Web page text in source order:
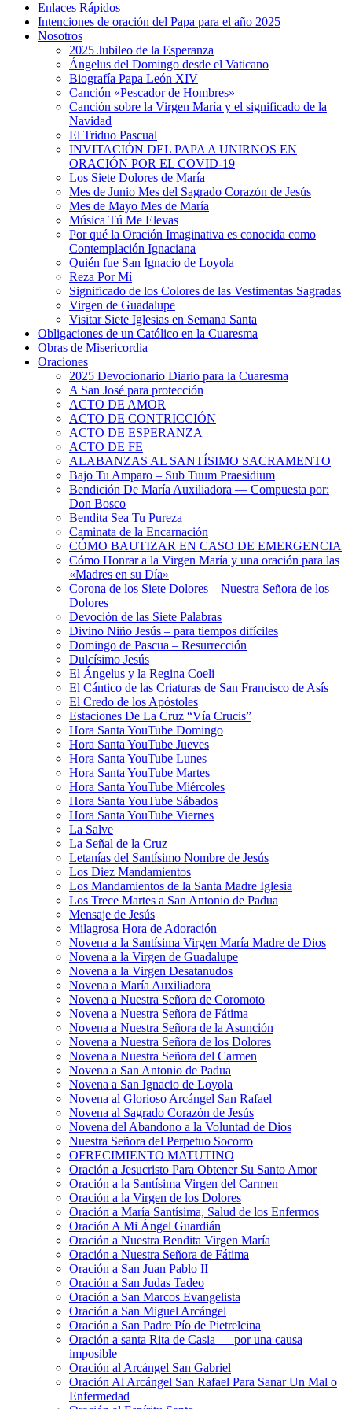
Enlaces Rápidos
Intenciones de oración del Papa para el año 2025
Nosotros
2025 Jubileo de la Esperanza
Ángelus del Domingo desde el Vaticano
Biografía Papa León XIV
Canción «Pescador de Hombres»
Canción sobre la Virgen María y el significado de la
Navidad
El Triduo Pascual
INVITACIÓN DEL PAPA A UNIRNOS EN
ORACIÓN POR EL COVID-19
Los Siete Dolores de María
Mes de Junio Mes del Sagrado Corazón de Jesús
Mes de Mayo Mes de María
Música Tú Me Elevas
Por qué la Oración Imaginativa es conocida como
Contemplación Ignaciana
Quién fue San Ignacio de Loyola
Reza Por Mí
Significado de los Colores de las Vestimentas Sagradas
Virgen de Guadalupe
Visitar Siete Iglesias en Semana Santa
Obligaciones de un Católico en la Cuaresma
Obras de Misericordia
Oraciones
2025 Devocionario Diario para la Cuaresma
A San José para protección
ACTO DE AMOR
ACTO DE CONTRICCIÓN
ACTO DE ESPERANZA
ACTO DE FE
ALABANZAS AL SANTÍSIMO SACRAMENTO
Bajo Tu Amparo – Sub Tuum Praesidium
Bendición De María Auxiliadora — Compuesta por:
Don Bosco
Bendita Sea Tu Pureza
Caminata de la Encarnación
CÓMO BAUTIZAR EN CASO DE EMERGENCIA
Cómo Honrar a la Virgen María y una oración para las
«Madres en su Día»
Corona de los Siete Dolores – Nuestra Señora de los
Dolores
Devoción de las Siete Palabras
Divino Niño Jesús – para tiempos difíciles
Domingo de Pascua – Resurrección
Dulcísimo Jesús
El Ángelus y la Regina Coeli
El Cántico de las Criaturas de San Francisco de Asís
El Credo de los Apóstoles
Estaciones De La Cruz “Vía Crucis”
Hora Santa YouTube Domingo
Hora Santa YouTube Jueves
Hora Santa YouTube Lunes
Hora Santa YouTube Martes
Hora Santa YouTube Miércoles
Hora Santa YouTube Sábados
Hora Santa YouTube Viernes
La Salve
La Señal de la Cruz
Letanías del Santísimo Nombre de Jesús
Los Diez Mandamientos
Los Mandamientos de la Santa Madre Iglesia
Los Trece Martes a San Antonio de Padua
Mensaje de Jesús
Milagrosa Hora de Adoración
Novena a la Santísima Virgen María Madre de Dios
Novena a la Virgen de Guadalupe
Novena a la Virgen Desatanudos
Novena a María Auxiliadora
Novena a Nuestra Señora de Coromoto
Novena a Nuestra Señora de Fátima
Novena a Nuestra Señora de la Asunción
Novena a Nuestra Señora de los Dolores
Novena a Nuestra Señora del Carmen
Novena a San Antonio de Padua
Novena a San Ignacio de Loyola
Novena al Glorioso Arcángel San Rafael
Novena al Sagrado Corazón de Jesús
Novena del Abandono a la Voluntad de Dios
Nuestra Señora del Perpetuo Socorro
OFRECIMIENTO MATUTINO
Oración a Jesucristo Para Obtener Su Santo Amor
Oración a la Santísima Virgen del Carmen
Oración a la Virgen de los Dolores
Oración a María Santísima, Salud de los Enfermos
Oración A Mi Ángel Guardián
Oración a Nuestra Bendita Virgen María
Oración a Nuestra Señora de Fátima
Oración a San Juan Pablo II
Oración a San Judas Tadeo
Oración a San Marcos Evangelista
Oración a San Miguel Arcángel
Oración a San Padre Pío de Pietrelcina
Oración a santa Rita de Casia — por una causa
imposible
Oración al Arcángel San Gabriel
Oración Al Arcángel San Rafael Para Sanar Un Mal o
Enfermedad